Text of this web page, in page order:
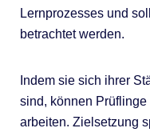
Lernprozesses und
betrachtet werden.
Indem sie sich ihrer
sind, können
arbeiten. Zielsetzung